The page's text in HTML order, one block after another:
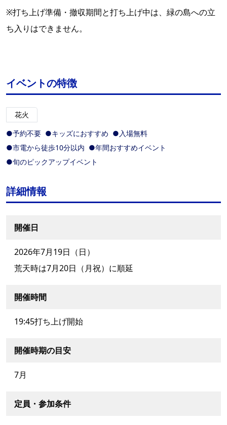
※打ち上げ準備・撤収期間と打ち上げ中は、緑の島への立
ち入りはできません。
イベントの特徴
花火
●予約不要 ●キッズにおすすめ ●入場無料
●市電から徒歩10分以内 ●年間おすすめイベント
●旬のピックアップイベント
詳細情報
開催日
2026年7月19日（日）
荒天時は7月20日（月祝）に順延
開催時間
19:45打ち上げ開始
開催時期の目安
7月
定員・参加条件